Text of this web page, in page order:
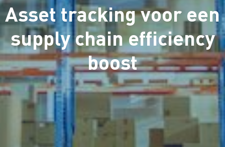
Asset tracking voor een
supply chain efficiency
boost